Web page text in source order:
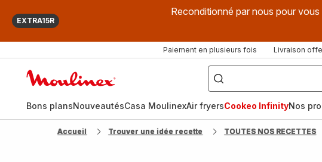
EXTRA15R
Reconditionné par nous pour
Paiement en plusieurs fois Livraison
["Que
recherchez-
vous
?",
fryer",
"Companion"]
Bons plansNouveautésCasa MoulinexAir fryersCookeo InfinityNos
Accueil Trouver une idée recette TOUTES NOS RECETTES